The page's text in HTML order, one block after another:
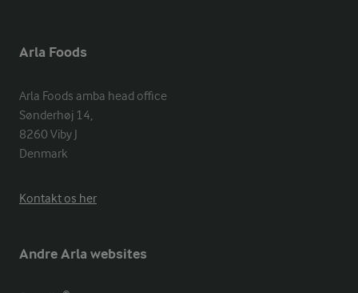
Arla Foods
Arla Foods amba head office
Sønderhøj 14,
8260 Viby J
Denmark
Kontakt os her
Andre Arla websites